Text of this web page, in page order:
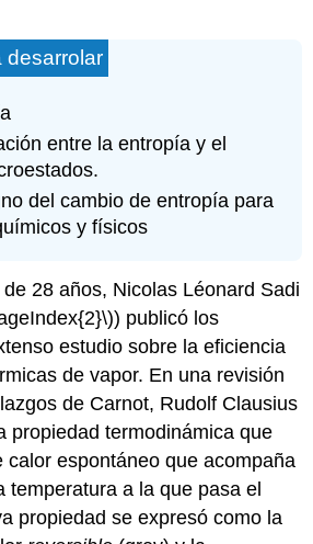
desarrolar
entre la entropía y el
del cambio de entropía para
y físicos
28 años, Nicolas Léonard Sadi
publicó los
estudio sobre la eficiencia
de vapor. En una revisión
de Carnot, Rudolf Clausius
propiedad termodinámica que
calor espontáneo que acompaña
temperatura a la que pasa el
propiedad se expresó como la